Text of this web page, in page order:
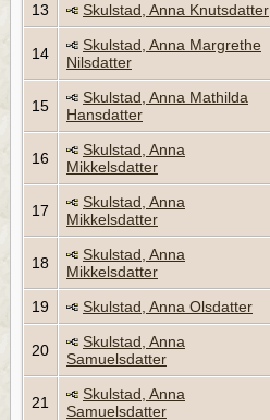
13 Skulstad, Anna Knutsdatter
14
Skulstad, Anna Margrethe
Nilsdatter
15
Skulstad, Anna Mathilda
Hansdatter
16
Skulstad, Anna
Mikkelsdatter
17
Skulstad, Anna
Mikkelsdatter
18
Skulstad, Anna
Mikkelsdatter
19 Skulstad, Anna Olsdatter
20
Skulstad, Anna
Samuelsdatter
21
Skulstad, Anna
Samuelsdatter